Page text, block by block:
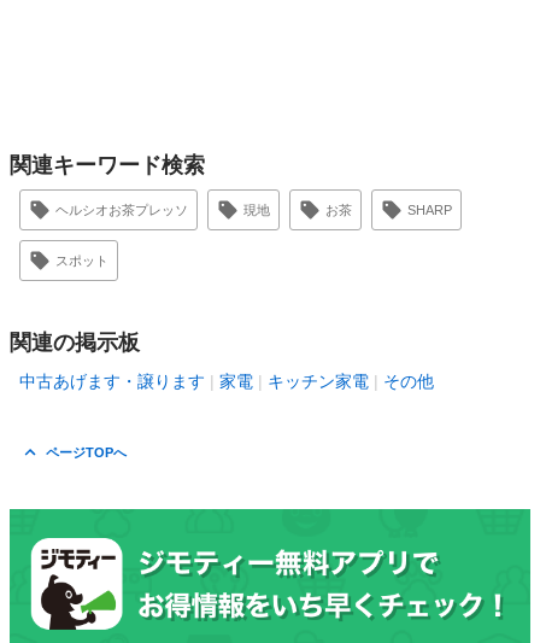
関連キーワード検索
ヘルシオお茶プレッソ 現地 お茶 SHARP
スポット
関連の掲示板
中古あげます・譲ります 家電 キッチン家電 その他
ページTOPへ